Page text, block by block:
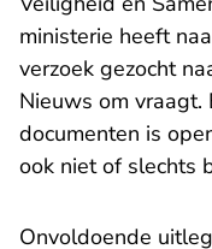
ministerie heeft
verzoek gezocht
Nieuws om vraagt.
documenten is
ook niet of slechts
Onvoldoende